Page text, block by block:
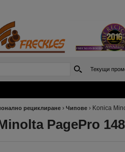
Текущи
рециклиране › Чипове › Konica
PagePro